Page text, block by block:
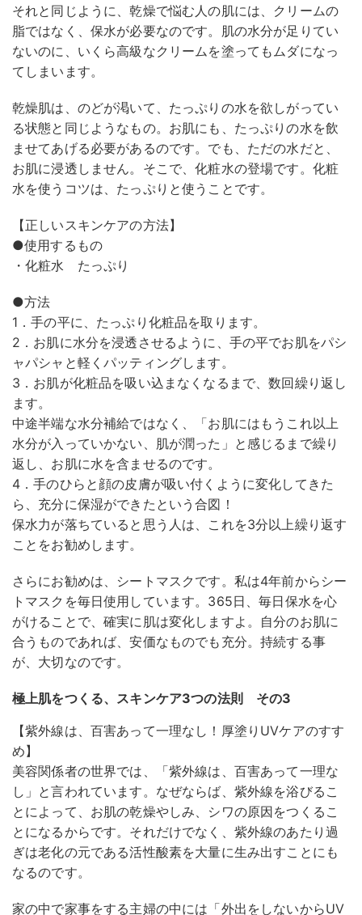
それと同じように、乾燥で悩む人の肌には、クリームの
脂ではなく、保水が必要なのです。肌の水分が足りてい
ないのに、いくら高級なクリームを塗ってもムダになっ
てしまいます。
乾燥肌は、のどが渇いて、たっぷりの水を欲しがってい
る状態と同じようなもの。お肌にも、たっぷりの水を飲
ませてあげる必要があるのです。でも、ただの水だと、
お肌に浸透しません。そこで、化粧水の登場です。化粧
水を使うコツは、たっぷりと使うことです。
【正しいスキンケアの方法】
●使用するもの
・化粧水 たっぷり
●方法
1．手の平に、たっぷり化粧品を取ります。
2．お肌に水分を浸透させるように、手の平でお肌をパシ
ャパシャと軽くパッティングします。
3．お肌が化粧品を吸い込まなくなるまで、数回繰り返し
ます。
中途半端な水分補給ではなく、「お肌にはもうこれ以上
水分が入っていかない、肌が潤った」と感じるまで繰り
返し、お肌に水を含ませるのです。
4．手のひらと顔の皮膚が吸い付くように変化してきた
ら、充分に保湿ができたという合図！
保水力が落ちていると思う人は、これを3分以上繰り返す
ことをお勧めします。
さらにお勧めは、シートマスクです。私は4年前からシー
トマスクを毎日使用しています。365日、毎日保水を心
がけることで、確実に肌は変化しますよ。自分のお肌に
合うものであれば、安価なものでも充分。持続する事
が、大切なのです。
極上肌をつくる、スキンケア3つの法則 その3
【紫外線は、百害あって一理なし！厚塗りUVケアのすす
め】
美容関係者の世界では、「紫外線は、百害あって一理な
し」と言われています。なぜならば、紫外線を浴びるこ
とによって、お肌の乾燥やしみ、シワの原因をつくるこ
とになるからです。それだけでなく、紫外線のあたり過
ぎは老化の元である活性酸素を大量に生み出すことにも
なるのです。
家の中で家事をする主婦の中には「外出をしないからUV